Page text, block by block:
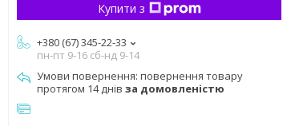
Купити з
+380 (67) 345-22-33
пн-пт 9-16 сб-нд 9-14
повернення товару
протягом 14 днів за домовленістю